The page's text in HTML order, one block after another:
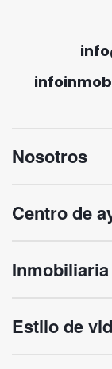
MENÚ
Nosotros
Centro de
Estilo de